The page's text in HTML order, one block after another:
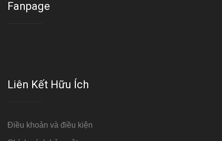
Fanpage
Liên Kết Hữu Ích
Điều khoản và điều kiện